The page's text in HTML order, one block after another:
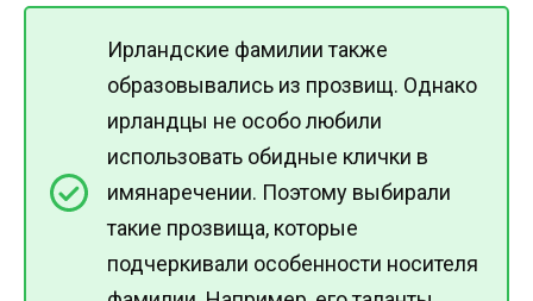
Ирландские фамилии также
образовывались из прозвищ. Однако
ирландцы не особо любили
использовать обидные клички в
имянаречении. Поэтому выбирали
такие прозвища, которые
подчеркивали особенности носителя